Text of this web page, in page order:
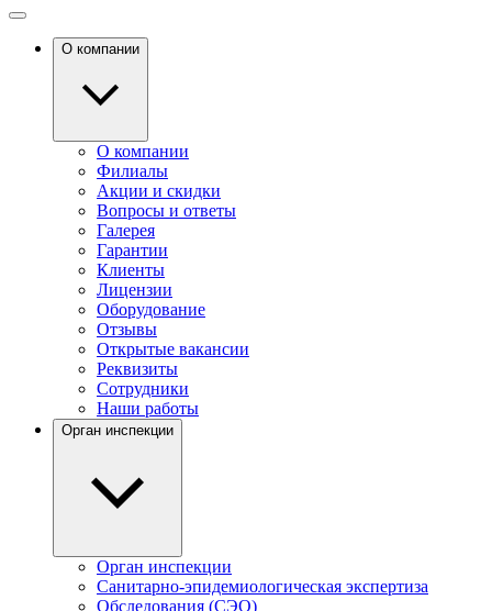
О компании
О компании
Филиалы
Акции и скидки
Вопросы и ответы
Галерея
Гарантии
Клиенты
Лицензии
Оборудование
Отзывы
Открытые вакансии
Реквизиты
Сотрудники
Наши работы
Орган инспекции
Орган инспекции
Санитарно-эпидемиологическая экспертиза
Обследования (СЭО)